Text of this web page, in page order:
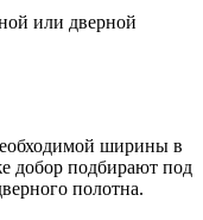
или дверной
ширины в
добор подбирают под
полотна.